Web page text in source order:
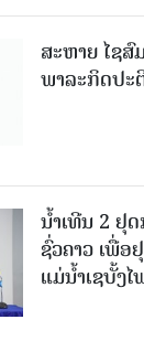
ສະຫາຍ ໄຊ
ພາລະກິດປະ
ນໍ້າເທີນ 2 ຢຸ
ຊົ່ວຄາວ ເພື່ອ
ແມ່ນໍ້າເຊບັ້ງໄ